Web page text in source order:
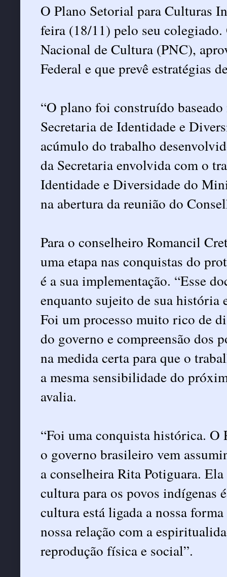
O Plano Setorial para Culturas
feira (18/11) pelo seu
Nacional de Cultura (PNC),
Federal e que prevê estratégias
“O plano foi construído
Secretaria de Identidade e
acúmulo do trabalho
da Secretaria envolvida com o
Identidade e Diversidade do
na abertura da reunião do
Para o conselheiro Romancil
uma etapa nas conquistas do
é a sua implementação. “Esse
enquanto sujeito de sua história
Foi um processo muito rico de
do governo e compreensão dos
na medida certa para que o
a mesma sensibilidade do
avalia.
“Foi uma conquista histórica. O
o governo brasileiro vem
a conselheira Rita Potiguara.
cultura para os povos indígenas
cultura está ligada a nossa
nossa relação com a
reprodução física e social”.